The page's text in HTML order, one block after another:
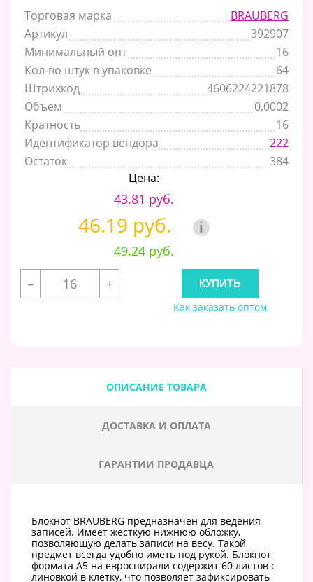
Торговая марка
BRAUBERG
Артикул
392907
Минимальный опт
16
Кол-во штук в упаковке
64
Штрихкод
4606224221878
Объем
0,0002
Кратность
16
Идентификатор вендора
222
Остаток
384
Цена:
43.81 руб.
46.19 руб. i
49.24 руб.
–
+
Как заказать оптом
ОПИСАНИЕ ТОВАРА
ДОСТАВКА И ОПЛАТА
ГАРАНТИИ ПРОДАВЦА
Блокнот BRAUBERG предназначен для ведения
записей. Имеет жесткую нижнюю обложку,
позволяющую делать записи на весу. Такой
предмет всегда удобно иметь под рукой. Блокнот
формата А5 на евроспирали содержит 60 листов с
линовкой в клетку, что позволяет зафиксировать